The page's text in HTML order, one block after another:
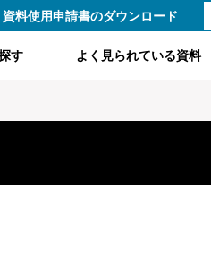
資料使用申請書のダウンロード
す よく見られている資料